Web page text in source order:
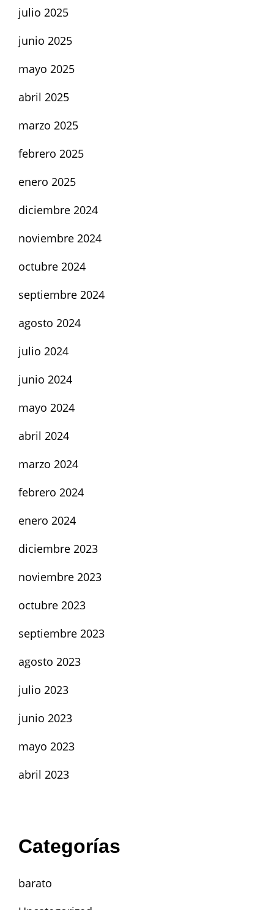
julio 2025
junio 2025
mayo 2025
abril 2025
marzo 2025
febrero 2025
enero 2025
diciembre 2024
noviembre 2024
octubre 2024
septiembre 2024
agosto 2024
julio 2024
junio 2024
mayo 2024
abril 2024
marzo 2024
febrero 2024
enero 2024
diciembre 2023
noviembre 2023
octubre 2023
septiembre 2023
agosto 2023
julio 2023
junio 2023
mayo 2023
abril 2023
Categorías
barato